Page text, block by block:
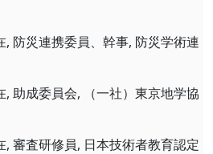
, 防災連携委員、幹事, 防災学術連
, 助成委員会, （一社）東京地学協
, 審査研修員, 日本技術者教育認定